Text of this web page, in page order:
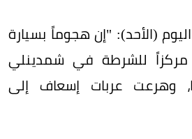
(الأحد): "إن هجوماً بسيارة
للشرطة في شمدينلي
وهرعت عربات إسعاف إلى